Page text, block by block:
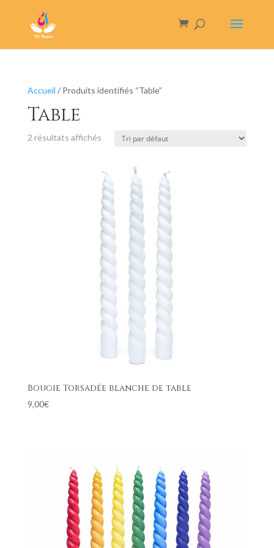
Accueil / Produits identifiés “Table”
Table
2 résultats affichés
Bougie Torsadée blanche de table
9,00€